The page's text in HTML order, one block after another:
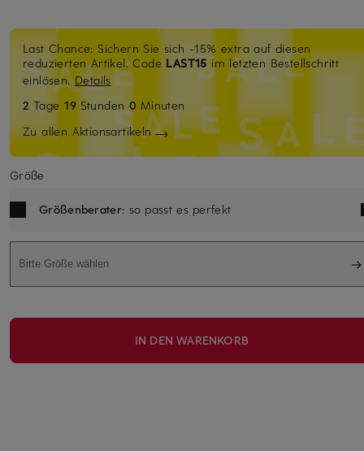
Last Chance: Sichern Sie sich -15% extra auf diesen
reduzierten Artikel. Code LAST15im letzten Bestellschritt
einlösen.Details
2 Tage19 Stunden 0 Minuten
Zu allen Aktionsartikeln
Größe
Größenberater: so passt es perfekt
Bitte Größe wählen
IN DEN WARENKORB